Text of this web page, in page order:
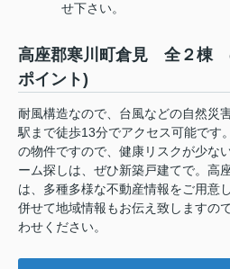
せ下さい。
高座郡寒川町倉見 全２棟
ポイント)
耐風構造なので、台風などの自然災
駅まで徒歩13分でアクセス可能です
の物件ですので、健康リスクが少な
ーム探しは、ぜひ新築戸建てで。高
は、多種多様な不動産情報をご用意
併せて地域情報もお伝え致しますの
わせください。